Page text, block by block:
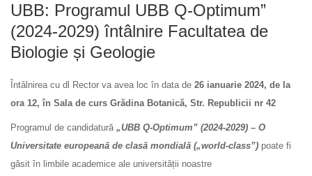
UBB: Programul UBB Q-Optimum”
(2024-2029) întâlnire Facultatea de
Biologie și Geologie
Întâlnirea cu dl Rector va avea loc în data de 26 ianuarie 2024, de la
ora 12, în Sala de curs Grădina Botanică, Str. Republicii nr 42
Programul de candidatură „UBB Q-Optimum” (2024-2029) – O
Universitate europeană de clasă mondială („world-class”) poate fi
găsit în limbile academice ale universității noastre